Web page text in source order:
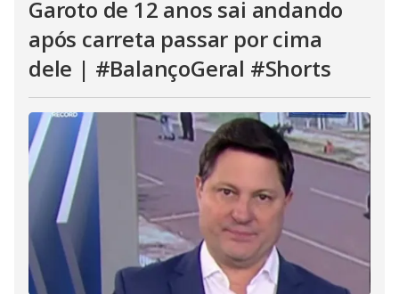
Garoto de 12 anos sai andando
após carreta passar por cima
dele | #BalançoGeral #Shorts